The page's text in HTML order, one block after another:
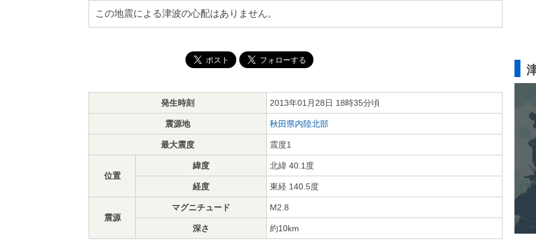
この地震による津波の心配はありません。
発生時刻 2013年01月28日 18時35分頃
震源地 秋田県内陸北部
最大震度 震度1
位置
緯度 北緯 40.1度
経度 東経 140.5度
震源
マグニチュード M2.8
深さ 約10km